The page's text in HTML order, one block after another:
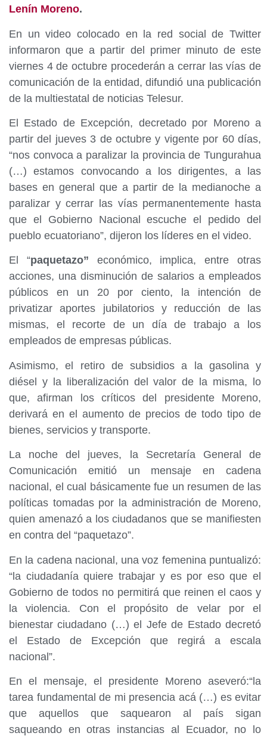
Lenín Moreno.
En un video colocado en la red social de Twitter
informaron que a partir del primer minuto de este
viernes 4 de octubre procederán a cerrar las vías de
comunicación de la entidad, difundió una publicación
de la multiestatal de noticias Telesur.
El Estado de Excepción, decretado por Moreno a
partir del jueves 3 de octubre y vigente por 60 días,
“nos convoca a paralizar la provincia de Tungurahua
(…) estamos convocando a los dirigentes, a las
bases en general que a partir de la medianoche a
paralizar y cerrar las vías permanentemente hasta
que el Gobierno Nacional escuche el pedido del
pueblo ecuatoriano”, dijeron los líderes en el video.
El “paquetazo” económico, implica, entre otras
acciones, una disminución de salarios a empleados
públicos en un 20 por ciento, la intención de
privatizar aportes jubilatorios y reducción de las
mismas, el recorte de un día de trabajo a los
empleados de empresas públicas.
Asimismo, el retiro de subsidios a la gasolina y
diésel y la liberalización del valor de la misma, lo
que, afirman los críticos del presidente Moreno,
derivará en el aumento de precios de todo tipo de
bienes, servicios y transporte.
La noche del jueves, la Secretaría General de
Comunicación emitió un mensaje en cadena
nacional, el cual básicamente fue un resumen de las
políticas tomadas por la administración de Moreno,
quien amenazó a los ciudadanos que se manifiesten
en contra del “paquetazo”.
En la cadena nacional, una voz femenina puntualizó:
“la ciudadanía quiere trabajar y es por eso que el
Gobierno de todos no permitirá que reinen el caos y
la violencia. Con el propósito de velar por el
bienestar ciudadano (…) el Jefe de Estado decretó
el Estado de Excepción que regirá a escala
nacional”.
En el mensaje, el presidente Moreno aseveró:“la
tarea fundamental de mi presencia acá (…) es evitar
que aquellos que saquearon al país sigan
saqueando en otras instancias al Ecuador, no lo